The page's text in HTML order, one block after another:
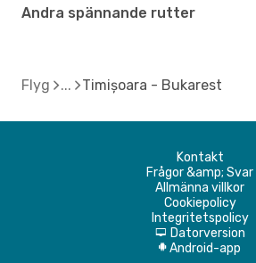
Andra spännande rutter
Flyg Timișoara - Bukarest
Kontakt
Frågor &amp; Svar
Allmänna villkor
Cookiepolicy
Integritetspolicy
d Datorversion
A Android-app